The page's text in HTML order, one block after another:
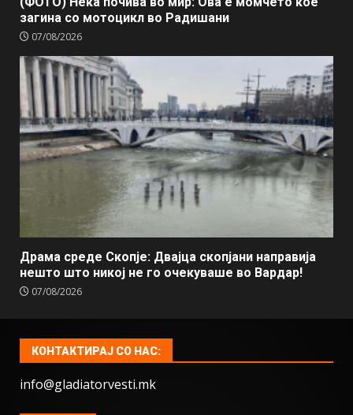
загина со мотоцикл во Радишани
07/08/2026
Драма среде Скопје: Двајца скопјани направија
нешто што никој не го очекуваше во Вардар!
07/08/2026
КОНТАКТИРАЈ СО НАС:
info@gladiatorvesti.mk